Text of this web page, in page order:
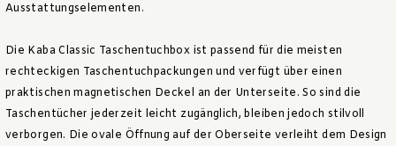
Ausstattungselementen.
Die Kaba Classic Taschentuchbox ist passend für die meisten
rechteckigen Taschentuchpackungen und verfügt über einen
praktischen magnetischen Deckel an der Unterseite. So sind die
Taschentücher jederzeit leicht zugänglich, bleiben jedoch stilvoll
verborgen. Die ovale Öffnung auf der Oberseite verleiht dem Design